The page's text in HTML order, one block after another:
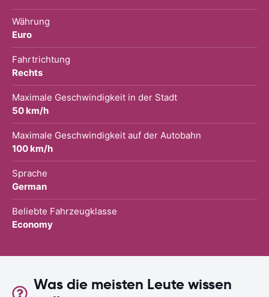
Währung
Euro
Fahrtrichtung
Rechts
Maximale Geschwindigkeit in der Stadt
50 km/h
Maximale Geschwindigkeit auf der Autobahn
100 km/h
Sprache
German
Beliebte Fahrzeugklasse
Economy
Was die meisten Leute wissen